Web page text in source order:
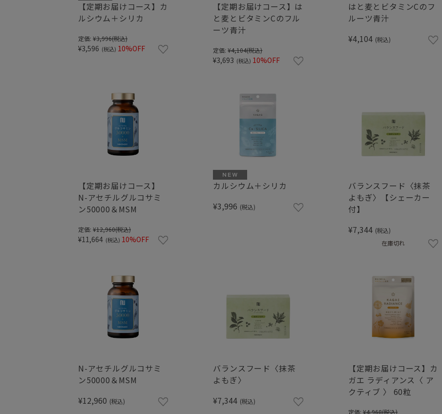
【定期お届けコース】カ
ルシウム＋シリカ
定価: ¥3,996(税込)
¥3,596 (税込) 10%OFF
【定期お届けコース】は
と麦とビタミンCのフル
ーツ青汁
定価: ¥4,104(税込)
¥3,693 (税込) 10%OFF
はと麦とビタミンCのフ
ルーツ青汁
¥4,104 (税込)
【定期お届けコース】
N-アセチルグルコサミ
ン50000＆MSM
定価: ¥12,960(税込)
¥11,664 (税込) 10%OFF
カルシウム＋シリカ
¥3,996 (税込)
バランスフード〈抹茶
よもぎ〉【シェーカー
付】
¥7,344 (税込)
在庫切れ
N-アセチルグルコサミ
ン50000＆MSM
¥12,960 (税込)
バランスフード〈抹茶
よもぎ〉
¥7,344 (税込)
【定期お届けコース】カ
ガエ ラディアンス〈 ア
クティブ 〉 60粒
定価: ¥4,968(税込)